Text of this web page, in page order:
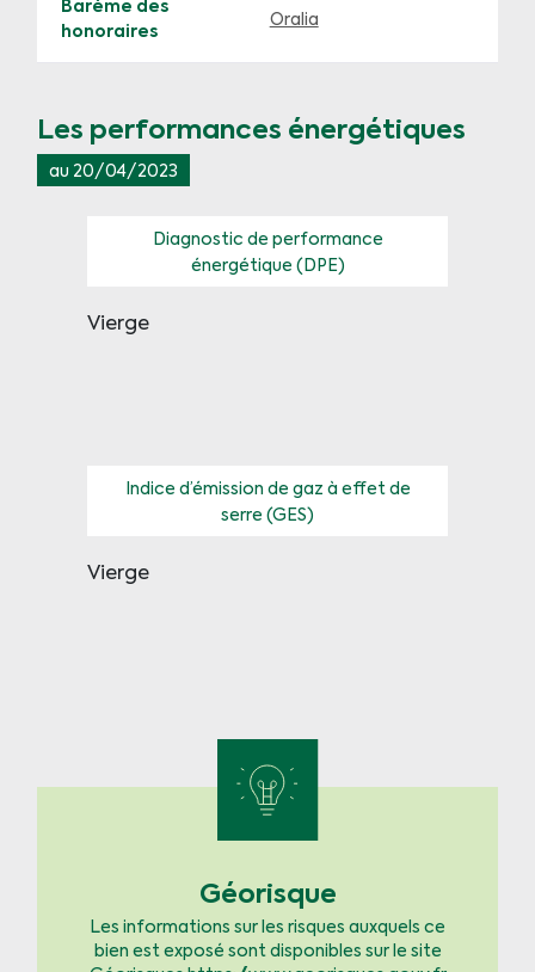
Barème des
honoraires
Oralia
Les performances énergétiques
au 20/04/2023
Diagnostic de performance
énergétique (DPE)
Vierge
Indice d’émission de gaz à effet de
serre (GES)
Vierge
Géorisque
Les informations sur les risques auxquels ce
bien est exposé sont disponibles sur le site